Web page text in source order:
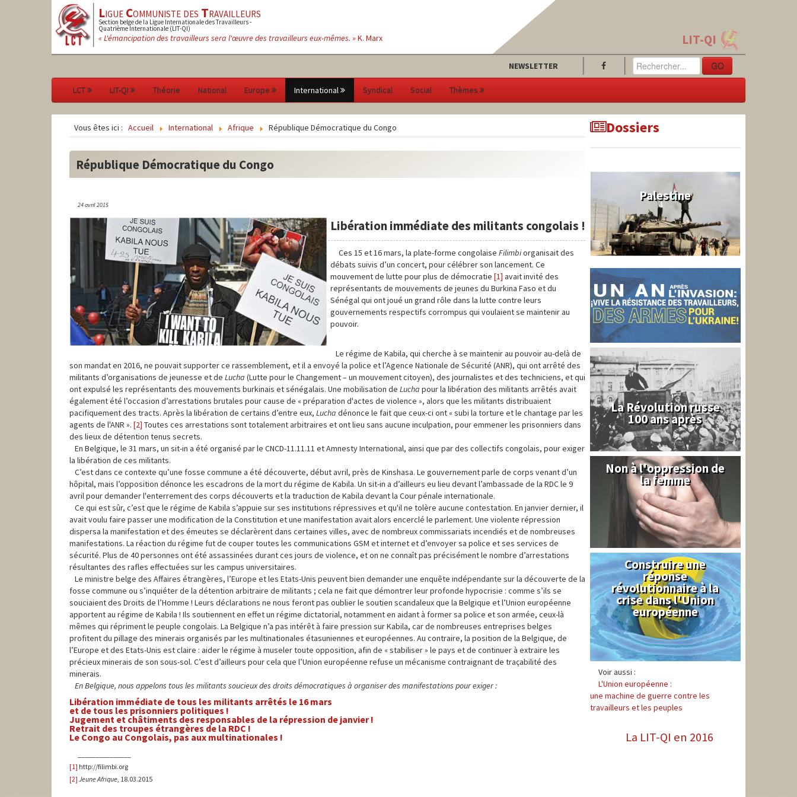
LigueCommuniste des Travailleurs
Section belge de la Ligue Internationale des Travailleurs -
Quatrième Internationale (LIT-QI)
« L'émancipation des travailleurs sera l'œuvre des travailleurs eux-mêmes. »K. Marx LIT-QI
NEWSLETTER GO
LCT LIT-QI Théorie National Europe International Syndical Social Thèmes
Vous êtes ici : Accueil International Afrique République Démocratique du Congo
République Démocratique du Congo
24 avril 2015
Libération immédiate des militants congolais !
Ces 15 et 16 mars, la plate-forme congolaise Filimbiorganisait des
débats suivis d’un concert, pour célébrer son lancement. Ce
mouvement de lutte pour plus de démocratie [1] avait invité des
représentants de mouvements de jeunes du Burkina Faso et du
Sénégal qui ont joué un grand rôle dans la lutte contre leurs
gouvernements respectifs corrompus qui voulaient se maintenir au
pouvoir.
Le régime de Kabila, qui cherche à se maintenir au pouvoir au-delà de
son mandat en 2016, ne pouvait supporter ce rassemblement, et il a envoyé la police et l’Agence Nationale de Sécurité (ANR), qui ont arrêté des
militants d’organisations de jeunesse et de Lucha (Lutte pour le Changement – un mouvement citoyen), des journalistes et des techniciens, et qui
ont expulsé les représentants des mouvements burkinais et sénégalais. Une mobilisation de Lucha pour la libération des militants arrêtés avait
également été l’occasion d’arrestations brutales pour cause de « préparation d'actes de violence », alors que les militants distribuaient
pacifiquement des tracts. Après la libération de certains d’entre eux, Lucha dénonce le fait que ceux-ci ont « subi la torture et le chantage par les
agents de l'ANR ». [2] Toutes ces arrestations sont totalement arbitraires et ont lieu sans aucune inculpation, pour emmener les prisonniers dans
des lieux de détention tenus secrets.
En Belgique, le 31 mars, un sit-in a été organisé par le CNCD-11.11.11 et Amnesty International, ainsi que par des collectifs congolais, pour exiger
la libération de ces militants.
C’est dans ce contexte qu’une fosse commune a été découverte, début avril, près de Kinshasa. Le gouvernement parle de corps venant d’un
hôpital, mais l’opposition dénonce les escadrons de la mort du régime de Kabila. Un sit-in a d’ailleurs eu lieu devant l’ambassade de la RDC le 9
avril pour demander l'enterrement des corps découverts et la traduction de Kabila devant la Cour pénale internationale.
Ce qui est sûr, c’est que le régime de Kabila s’appuie sur ses institutions répressives et qu'il ne tolère aucune contestation. En janvier dernier, il
avait voulu faire passer une modification de la Constitution et une manifestation avait alors encerclé le parlement. Une violente répression
dispersa la manifestation et des émeutes se déclarèrent dans certaines villes, avec de nombreux commissariats incendiés et de nombreuses
manifestations. La réaction du régime fut de couper toutes les communications GSM et internet et d’envoyer sa police et ses services de
sécurité. Plus de 40 personnes ont été assassinées durant ces jours de violence, et on ne connaît pas précisément le nombre d’arrestations
résultantes des rafles effectuées sur les campus universitaires.
Le ministre belge des Affaires étrangères, l’Europe et les Etats-Unis peuvent bien demander une enquête indépendante sur la découverte de la
fosse commune ou s’inquiéter de la détention arbitraire de militants ; cela ne fait que démontrer leur profonde hypocrisie : comme s’ils se
souciaient des Droits de l’Homme ! Leurs déclarations ne nous feront pas oublier le soutien scandaleux que la Belgique et l’Union européenne
apportent au régime de Kabila ! Ils soutiennent en effet un régime dictatorial, notamment en aidant à former sa police et son armée, ceux-là
mêmes qui répriment le peuple congolais. La Belgique n’a pas intérêt à faire pression sur Kabila, car de nombreuses entreprises belges
profitent du pillage des minerais organisés par les multinationales étasuniennes et européennes. Au contraire, la position de la Belgique, de
l’Europe et des Etats-Unis est claire : aider le régime à museler toute opposition, afin de « stabiliser » le pays et de continuer à extraire les
précieux minerais de son sous-sol. C’est d’ailleurs pour cela que l’Union européenne refuse un mécanisme contraignant de traçabilité des
minerais.
En Belgique, nous appelons tous les militants soucieux des droits démocratiques à organiser des manifestations pour exiger :
Libération immédiate de tous les militants arrêtés le 16 mars
et de tous les prisonniers politiques !
Jugement et châtiments des responsables de la répression de janvier !
Retrait des troupes étrangères de la RDC !
Le Congo au Congolais, pas aux multinationales !
[1] http://filimbi.org
[2] Jeune Afrique, 18.03.2015
Dossiers
Palestine
La Révolution russe
100 ans après
Syrie
Non à l'oppression de
la femme
Syndical
Construire une
réponse
révolutionnaire à la
crise dans l'Union
européenne
Voir aussi :
L'Union européenne :
une machine de guerre contre les
travailleurs et les peuples
La LIT-QI en 2016